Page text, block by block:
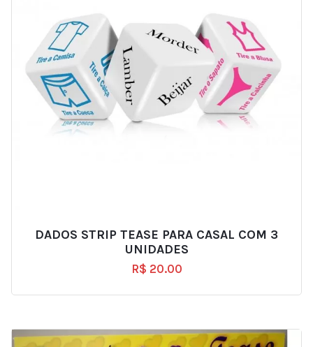
DADOS STRIP TEASE PARA CASAL COM 3
UNIDADES
R$ 20.00